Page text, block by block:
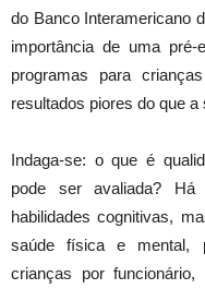
do Banco Interamericano
importância de uma
programas para
resultados piores do que
Indaga-se: o que é
pode ser avaliada?
habilidades cognitivas,
saúde física e mental,
crianças por funcionário,